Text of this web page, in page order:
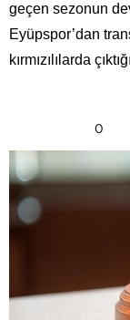
geçen sezonun
Eyüpspor’dan
kırmızılılarda
0